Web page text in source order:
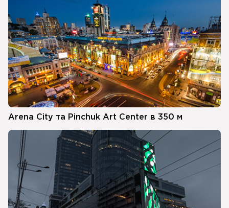
Arena City та Pinchuk Art Center в 350 м